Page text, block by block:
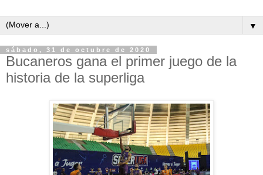
▼
sábado, 31 de octubre de 2020
Bucaneros gana el primer juego de la
historia de la superliga